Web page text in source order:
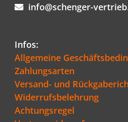
info@schenger-
Infos:
Allgemeine
Zahlungsarten
Versand- und
Widerrufsbelehrung
Achtungsregel